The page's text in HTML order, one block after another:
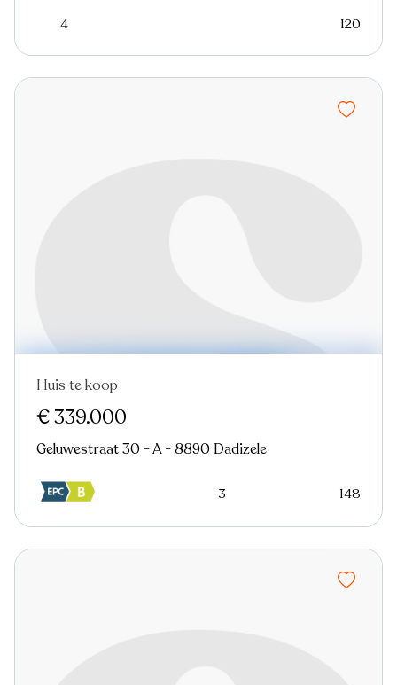
4 120
Nieuw
Huis te koop
€ 339.000
Geluwestraat 30 - A - 8890 Dadizele
3 148